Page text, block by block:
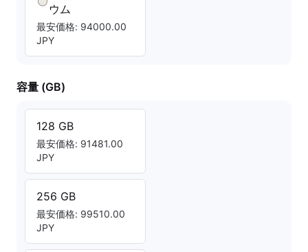
ウム
最安価格: 94000.00
JPY
容量 (GB)
128 GB
最安価格: 91481.00
JPY
256 GB
最安価格: 99510.00
JPY